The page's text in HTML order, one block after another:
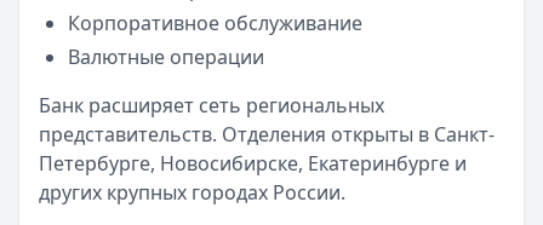
1 000 000 ₽
Льготный период:55 дней
Обслуживание:990 ₽ в год
Рейтинг:
— All Airlines Premium
Лимит: до 2 000 000 ₽
Льготный период:
Обслуживание:
Бесплатно
Корпоративное обслуживание
Валютные операции
Банк расширяет сеть региональных
представительств. Отделения открыты в Санкт-
Петербурге, Новосибирске, Екатеринбурге и
других крупных городах России.